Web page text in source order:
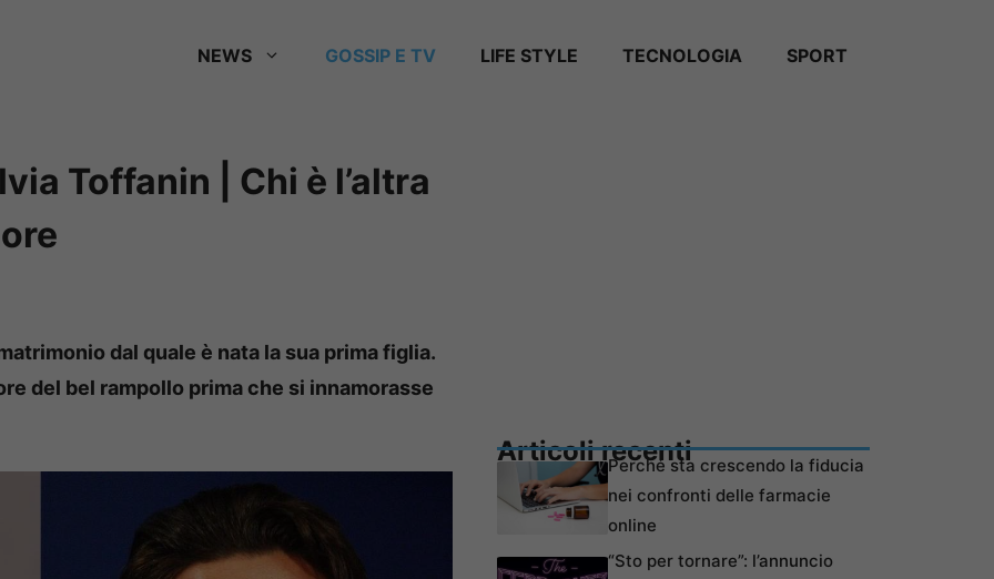
NEWS GOSSIP E TV LIFE STYLE TECNOLOGIA SPORT
Toffanin | Chi è l’altra
dal quale è nata la sua prima figlia.
del bel rampollo prima che si innamorasse
Articoli recentiPerché sta crescendo la fiducia
nei confronti delle farmacie
online
“Sto per tornare”: l’annuncio